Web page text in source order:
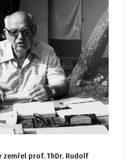
prof. ThDr. Rudolf